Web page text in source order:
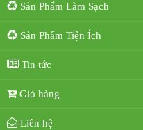
Sản Phẩm Làm Sạch
Sản Phẩm Tiện Ích
Tin tức
Giỏ hàng
Liên hệ